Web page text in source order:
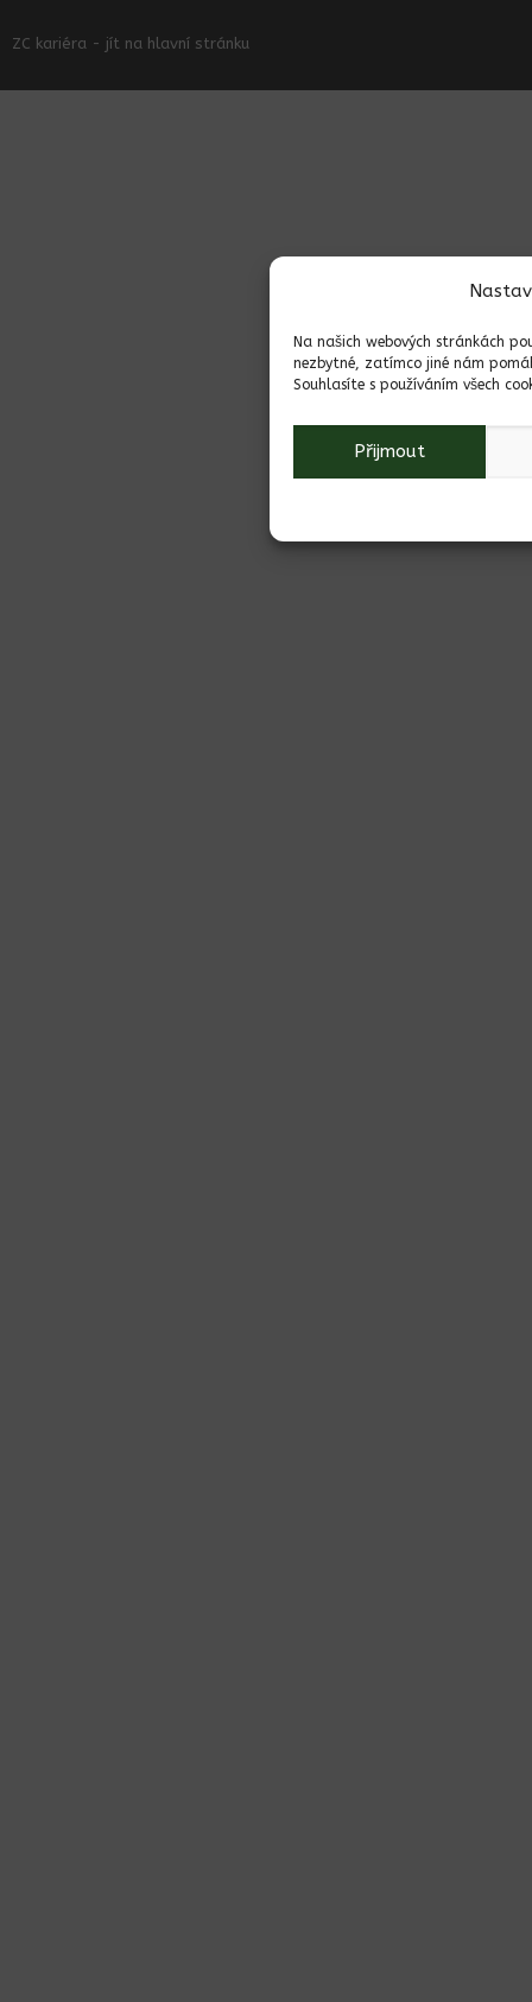
Na našich webových stránkách
nezbytné, zatímco jiné nám
Souhlasíte s používáním všech
Přijmout
ZC kariéra - jít na hlavní stránku